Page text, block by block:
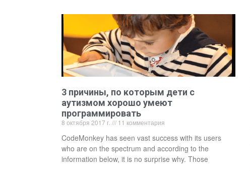
3 причины, по которым дети с
аутизмом хорошо умеют
программировать
8 октября 2017 г. 11 комментария
CodeMonkey has seen vast success with its users
who are on the spectrum and according to the
information below, it is no surprise why. Those